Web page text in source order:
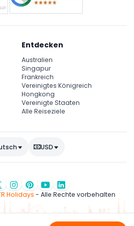
Entdecken
Australien
Singapur
Frankreich
Vereinigtes Königreich
Hongkong
Vereinigte Staaten
Alle Reiseziele
USD
Holidays - Alle Rechte vorbehalten